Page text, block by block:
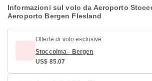
Informazioni sul volo da Aeroporto
Aeroporto Bergen Flesland
Offerte di volo esclusive
Stoccolma - Bergen
US$ 85.07